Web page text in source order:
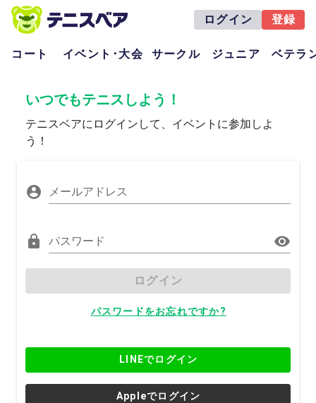
ログイン 登録
コート イベント･大会 サークル ジュニア ベテラ
いつでもテニスしよう！
テニスベアにログインして、イベントに参加しよ
う！
メールアドレス
パスワード
ログイン
パスワードをお忘れですか?
LINEでログイン
Appleでログイン